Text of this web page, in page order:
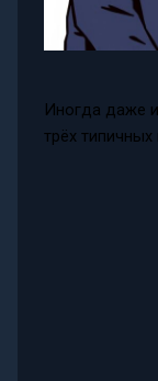
Иногда даже
трёх